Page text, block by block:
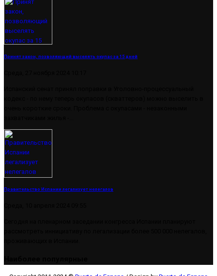
Принят закон, позволяющий выселять окупас за 15 дней
Правительство Испании легализует нелегалов